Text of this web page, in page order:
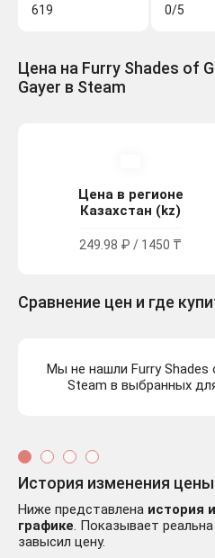
619
0/5
Цена на Furry Shades of
Gayer в Steam
Цена в регионе
Казахстан (kz)
249.98 ₽ / 1450 ₸
Сравнение цен и где
Мы не нашли Furry Shades
Steam в выбранных
История изменения цены
Ниже представлена история
графике. Показывает
завысил цену.